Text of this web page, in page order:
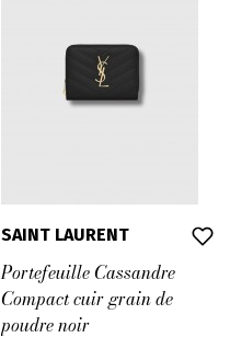
SAINT LAURENT
Portefeuille Cassandre
Compact cuir grain de
poudre noir